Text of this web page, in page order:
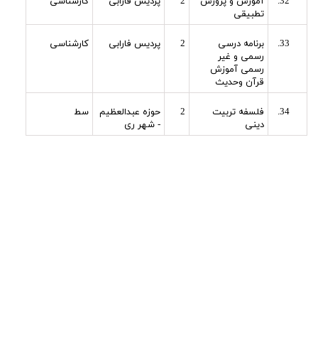
تطبیقی
برنامه درسی
رسمی و غیر
رسمی آموزش
قرآن وحدیث
2 پردیس فارابی کارشناسی
فلسفه تربیت
دینی
2
حوزه عبدالعظیم
- شهر ری
سط